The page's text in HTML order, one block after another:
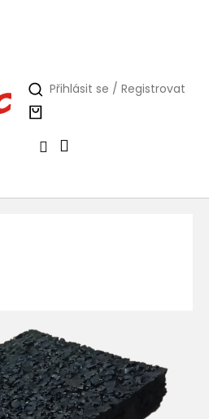
Přihlásit se / Registrovat